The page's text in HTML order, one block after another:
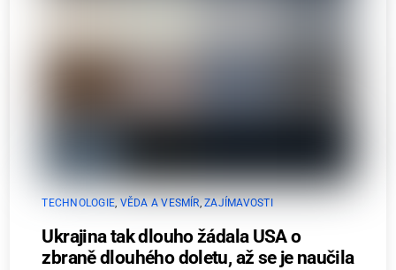
TECHNOLOGIE, VĚDA A VESMÍR,ZAJÍMAVOSTI
Ukrajina tak dlouho žádala USA o
zbraně dlouhého doletu, až se je naučila